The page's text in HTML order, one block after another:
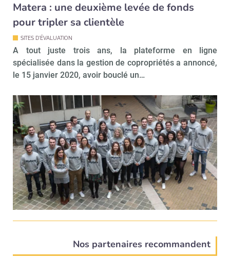
Matera : une deuxième levée de fonds
pour tripler sa clientèle
SITES D'ÉVALUATION
A tout juste trois ans, la plateforme en ligne
spécialisée dans la gestion de copropriétés a annoncé,
le 15 janvier 2020, avoir bouclé un…
Nos partenaires recommandent